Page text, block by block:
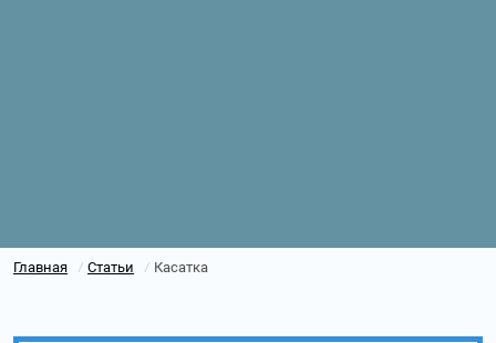
Главная / Статьи / Касатка